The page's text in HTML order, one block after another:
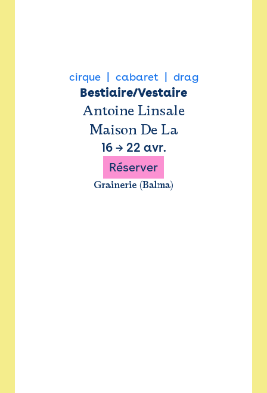
cirque cabaret drag
Bestiaire/Vestaire
Antoine Linsale
Maison De La
16→ 22 avr.
Réserver
Grainerie (Balma)